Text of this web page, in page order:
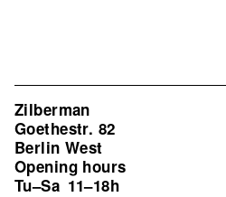
Zilberman
Goethestr. 82
Berlin West
Opening hours
Tu–Sa 11–18h